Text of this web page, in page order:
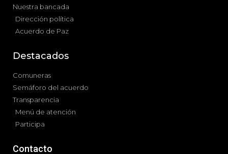
Nuestra bancada
Dirección política
Acuerdo de Paz
Destacados
Comuneras
Semáforo del acuerdo
Transparencia
Menú de atención
Participa
Contacto